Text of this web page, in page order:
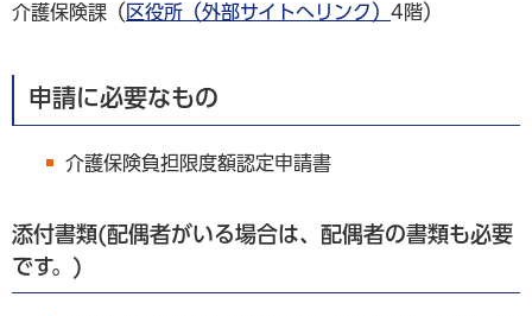
介護保険課（ 区役所（外部サイトへリンク） 4階）
申請に必要なもの
介護保険負担限度額認定申請書
添付書類(配偶者がいる場合は、配偶者の書類も必要
です。)